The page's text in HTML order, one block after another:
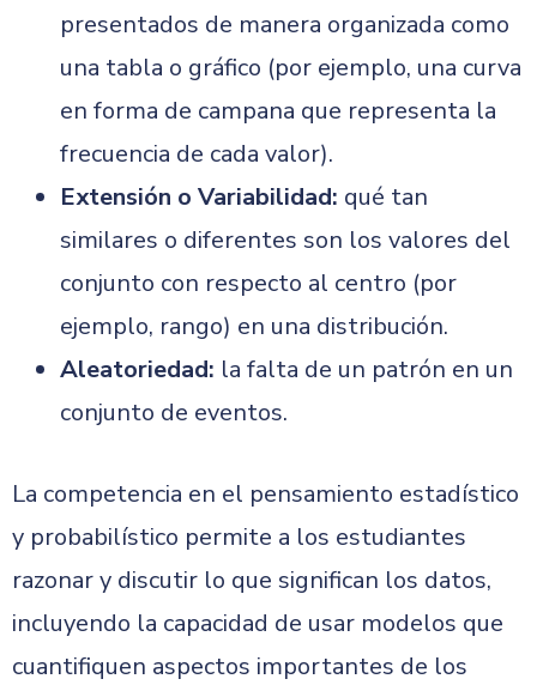
presentados de manera organizada como
una tabla o gráfico (por ejemplo, una curva
en forma de campana que representa la
frecuencia de cada valor).
Extensión o Variabilidad: qué tan
similares o diferentes son los valores del
conjunto con respecto al centro (por
ejemplo, rango) en una distribución.
Aleatoriedad: la falta de un patrón en un
conjunto de eventos.
La competencia en el pensamiento estadístico
y probabilístico permite a los estudiantes
razonar y discutir lo que significan los datos,
incluyendo la capacidad de usar modelos que
cuantifiquen aspectos importantes de los